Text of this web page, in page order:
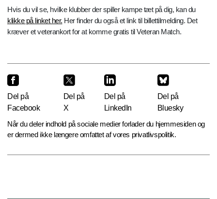
Hvis du vil se, hvilke klubber der spiller kampe tæt på dig, kan du
klikke på linket her. Her finder du også et link til billettilmelding. Det
kræver et veterankort for at komme gratis til Veteran Match.
Del på
Facebook
Del på
X
Del på
LinkedIn
Del på
Bluesky
Når du deler indhold på sociale medier forlader du hjemmesiden og
er dermed ikke længere omfattet af vores privatlivspolitik.